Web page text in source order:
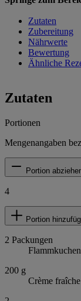
Zutaten
Zubereitung
Nährwerte
Bewertung
Ähnliche
Zutaten
Portionen
Mengenangaben
Portion
4
Portion
2 Packungen
200 g
Crème fraîche